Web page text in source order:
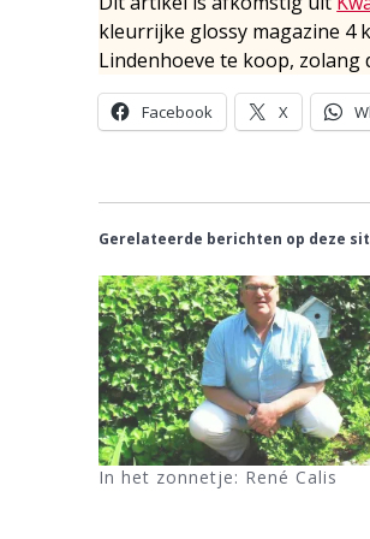
kleurrijke glossy magazine 4
Lindenhoeve te koop, zolang
Facebook X
Gerelateerde berichten op deze
In het zonnetje: René Calis